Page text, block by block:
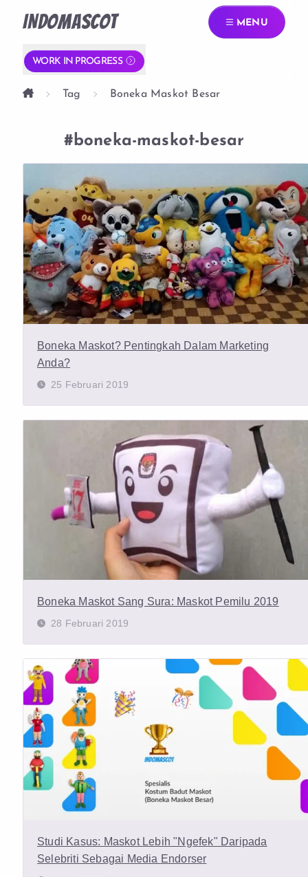
INDOMASCOT MENU
WORK IN PROGRESS
Tag Boneka Maskot Besar
#boneka-maskot-besar
Boneka Maskot? Pentingkah Dalam Marketing
Anda?
25 Februari 2019
Boneka Maskot Sang Sura: Maskot Pemilu 2019
28 Februari 2019
Studi Kasus: Maskot Lebih "Ngefek" Daripada
Selebriti Sebagai Media Endorser